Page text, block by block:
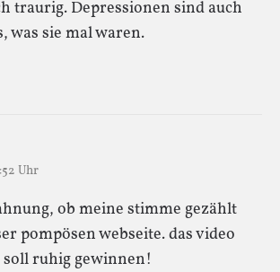
traurig. Depressionen sind auch
was sie mal waren.
Uhr
ob meine stimme gezählt
pompösen webseite. das video
ruhig gewinnen!